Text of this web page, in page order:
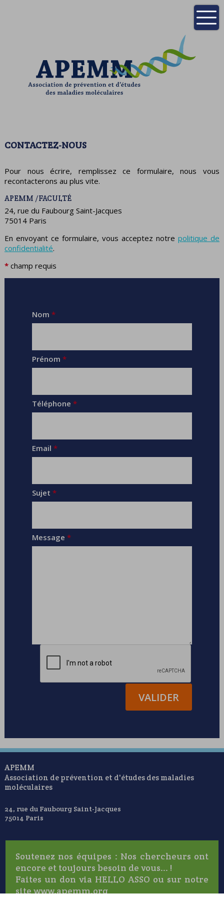
CONTACTEZ-NOUS
Pour nous écrire, remplissez ce formulaire, nous vous
recontacterons au plus vite.
APEMM /FACULTÉ
24, rue du Faubourg Saint-Jacques
75014 Paris
En envoyant ce formulaire, vous acceptez notrepolitique de
confidentialité.
*champ requis
Nom *
Prénom *
Téléphone *
Email *
Sujet *
Message *
APEMM
Association de prévention et d'études des maladies
moléculaires
24, rue du Faubourg Saint-Jacques
75014 Paris
Soutenez nos équipes : Nos chercheurs ont
encore et toujours besoin de vous... !
Faites un don via HELLO ASSO ou sur notre
site www.apemm.org